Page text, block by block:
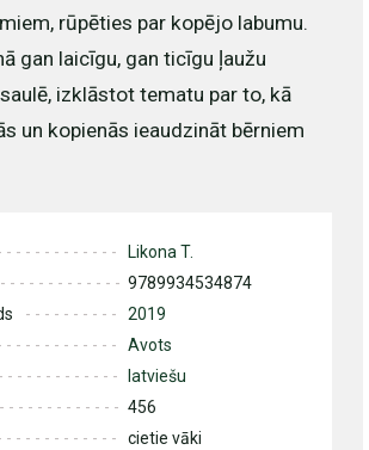
rūpēties par kopējo labumu.
gan laicīgu, gan ticīgu ļaužu
izklāstot tematu par to, kā
un kopienās ieaudzināt bērniem
Likona T.
9789934534874
2019
Avots
latviešu
456
cietie vāki